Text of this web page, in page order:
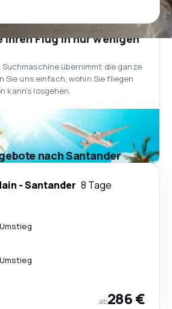
Ihren Flug in nur wenigen
übernimmt die ganze
Sie uns einfach, wohin Sie fliegen
kann’s losgehen.
nach Santander
-Santander 8 Tage
ab286 €